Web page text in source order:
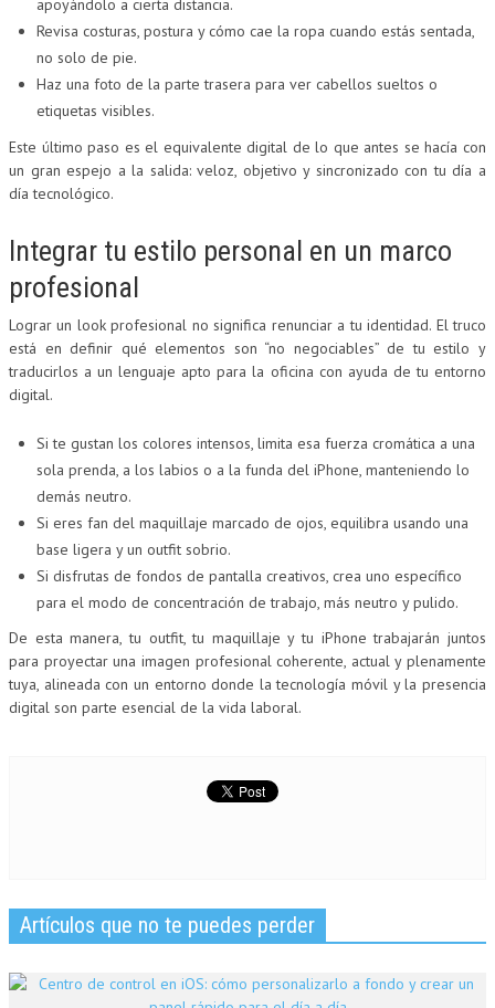
apoyándolo a cierta distancia.
Revisa costuras, postura y cómo cae la ropa cuando estás sentada,
no solo de pie.
Haz una foto de la parte trasera para ver cabellos sueltos o
etiquetas visibles.
Este último paso es el equivalente digital de lo que antes se hacía con
un gran espejo a la salida: veloz, objetivo y sincronizado con tu día a
día tecnológico.
Integrar tu estilo personal en un marco
profesional
Lograr un look profesional no significa renunciar a tu identidad. El truco
está en definir qué elementos son “no negociables” de tu estilo y
traducirlos a un lenguaje apto para la oficina con ayuda de tu entorno
digital.
Si te gustan los colores intensos, limita esa fuerza cromática a una
sola prenda, a los labios o a la funda del iPhone, manteniendo lo
demás neutro.
Si eres fan del maquillaje marcado de ojos, equilibra usando una
base ligera y un outfit sobrio.
Si disfrutas de fondos de pantalla creativos, crea uno específico
para el modo de concentración de trabajo, más neutro y pulido.
De esta manera, tu outfit, tu maquillaje y tu iPhone trabajarán juntos
para proyectar una imagen profesional coherente, actual y plenamente
tuya, alineada con un entorno donde la tecnología móvil y la presencia
digital son parte esencial de la vida laboral.
Artículos que no te puedes perder